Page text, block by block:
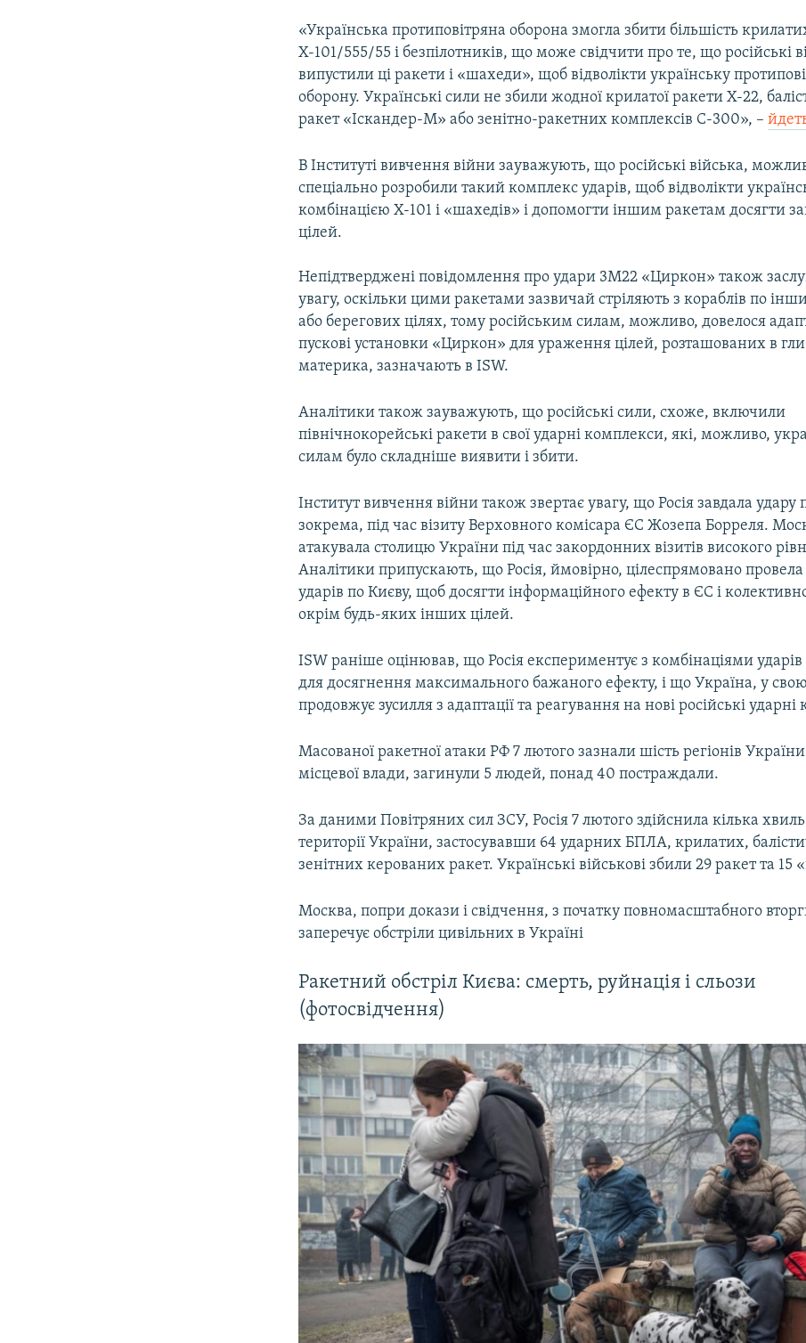
«Українська протиповітряна оборона змогла збити більшість
Х-101/555/55 і безпілотників, що може свідчити про те, що російські
випустили ці ракети і «шахеди», щоб відволікти українську
оборону. Українські сили не збили жодної крилатої ракети Х-22,
ракет «Іскандер-М» або зенітно-ракетних комплексів С-300», –
В Інституті вивчення війни зауважують, що російські війська,
спеціально розробили такий комплекс ударів, щоб відволікти
комбінацією Х-101 і «шахедів» і допомогти іншим ракетам досягти
цілей.
Непідтверджені повідомлення про удари 3М22 «Циркон» також
увагу, оскільки цими ракетами зазвичай стріляють з кораблів по
або берегових цілях, тому російським силам, можливо, довелося
пускові установки «Циркон» для ураження цілей, розташованих в
материка, зазначають в ISW.
Аналітики також зауважують, що російські сили, схоже, включили
північнокорейські ракети в свої ударні комплекси, які, можливо,
силам було складніше виявити і збити.
Інститут вивчення війни також звертає увагу, що Росія завдала удару
зокрема, під час візиту Верховного комісара ЄС Жозепа Борреля.
атакувала столицю України під час закордонних візитів високого
Аналітики припускають, що Росія, ймовірно, цілеспрямовано
ударів по Києву, щоб досягти інформаційного ефекту в ЄС і
окрім будь-яких інших цілей.
ISW раніше оцінював, що Росія експериментує з комбінаціями ударів
для досягнення максимального бажаного ефекту, і що Україна, у
продовжує зусилля з адаптації та реагування на нові російські
Масованої ракетної атаки РФ 7 лютого зазнали шість регіонів
місцевої влади, загинули 5 людей, понад 40 постраждали.
За даними Повітряних сил ЗСУ, Росія 7 лютого здійснила кілька
території України, застосувавши 64 ударних БПЛА, крилатих,
зенітних керованих ракет. Українські військові збили 29 ракет та 15
Москва, попри докази і свідчення, з початку повномасштабного
заперечує обстріли цивільних в Україні
Ракетний обстріл Києва: смерть, руйнація і сльози
(фотосвідчення)